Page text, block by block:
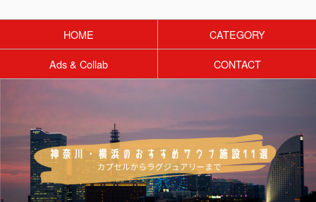
HOME
CATEGORY
Ads & Collab
CONTACT